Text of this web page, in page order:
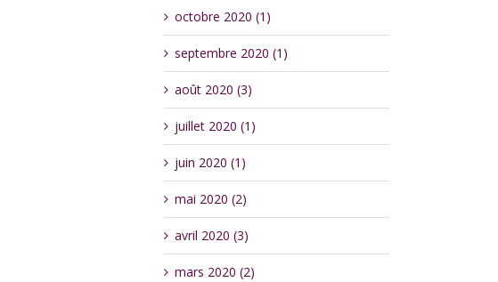
octobre 2020 (1)
septembre 2020 (1)
août 2020 (3)
juillet 2020 (1)
juin 2020 (1)
mai 2020 (2)
avril 2020 (3)
mars 2020 (2)